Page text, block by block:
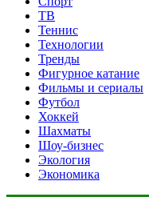
ТВ
Теннис
Технологии
Тренды
Фигурное катание
Фильмы и сериалы
Футбол
Хоккей
Шахматы
Шоу-бизнес
Экология
Экономика